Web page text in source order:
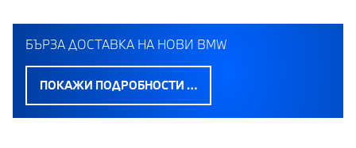
БЪРЗА ДОСТАВКА НА НОВИ BMW
ПОКАЖИ ПОДРОБНОСТИ …